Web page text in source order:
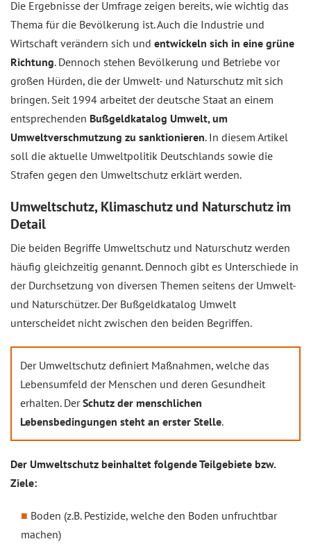
Die Ergebnisse der Umfrage zeigen bereits, wie wichtig das
Thema für die Bevölkerung ist. Auch die Industrie und
Wirtschaft verändern sich und entwickeln sich in eine grüne
Richtung. Dennoch stehen Bevölkerung und Betriebe vor
großen Hürden, die der Umwelt- und Naturschutz mit sich
bringen. Seit 1994 arbeitet der deutsche Staat an einem
entsprechenden Bußgeldkatalog Umwelt, um
Umweltverschmutzung zu sanktionieren. In diesem Artikel
soll die aktuelle Umweltpolitik Deutschlands sowie die
Strafen gegen den Umweltschutz erklärt werden.
Umweltschutz, Klimaschutz und Naturschutz im
Detail
Die beiden Begriffe Umweltschutz und Naturschutz werden
häufig gleichzeitig genannt. Dennoch gibt es Unterschiede in
der Durchsetzung von diversen Themen seitens der Umwelt-
und Naturschützer. Der Bußgeldkatalog Umwelt
unterscheidet nicht zwischen den beiden Begriffen.
Der Umweltschutz definiert Maßnahmen, welche das
Lebensumfeld der Menschen und deren Gesundheit
erhalten. DerSchutz der menschlichen
Lebensbedingungen steht an erster Stelle.
Der Umweltschutz beinhaltet folgende Teilgebiete bzw.
Ziele:
Boden (z.B. Pestizide, welche den Boden unfruchtbar
machen)